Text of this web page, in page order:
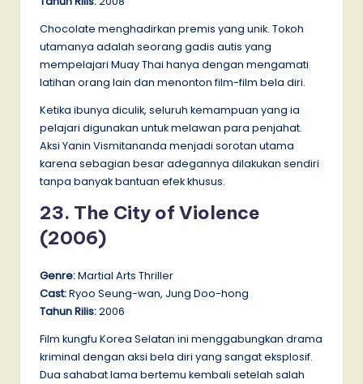
Chocolate menghadirkan premis yang unik. Tokoh
utamanya adalah seorang gadis autis yang
mempelajari Muay Thai hanya dengan mengamati
latihan orang lain dan menonton film-film bela diri.
Ketika ibunya diculik, seluruh kemampuan yang ia
pelajari digunakan untuk melawan para penjahat.
Aksi Yanin Vismitananda menjadi sorotan utama
karena sebagian besar adegannya dilakukan sendiri
tanpa banyak bantuan efek khusus.
23. The City of Violence
(2006)
Genre:Martial Arts Thriller
Cast:Ryoo Seung-wan, Jung Doo-hong
Tahun Rilis:2006
Film kungfu Korea Selatan ini menggabungkan drama
kriminal dengan aksi bela diri yang sangat eksplosif.
Dua sahabat lama bertemu kembali setelah salah